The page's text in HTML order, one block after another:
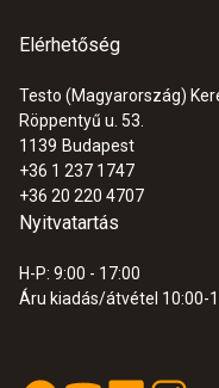
0,01 °C (100,00 ...
0,001 °C (-10,00 ...
Beállási idő
Elérhetőség
Testo (Magyarország)
Röppentyű u. 53.
1139 Budapest
+36 1 237 1747
+36 20 220 4707
Nyitvatartás
H-P: 9:00 - 17:00
Áru kiadás/átvétel 10:00-